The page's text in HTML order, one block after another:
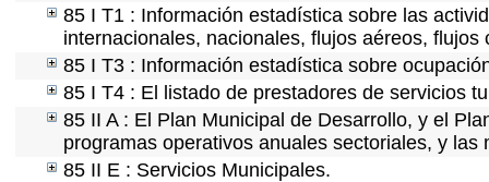
85 I T1 : Información estadística sobre las
internacionales, nacionales, flujos aéreos, flujos
85 I T3 : Información estadística sobre
85 I T4 : El listado de prestadores de servicios
85 II A : El Plan Municipal de Desarrollo, y el
programas operativos anuales sectoriales, y
85 II E : Servicios Municipales.